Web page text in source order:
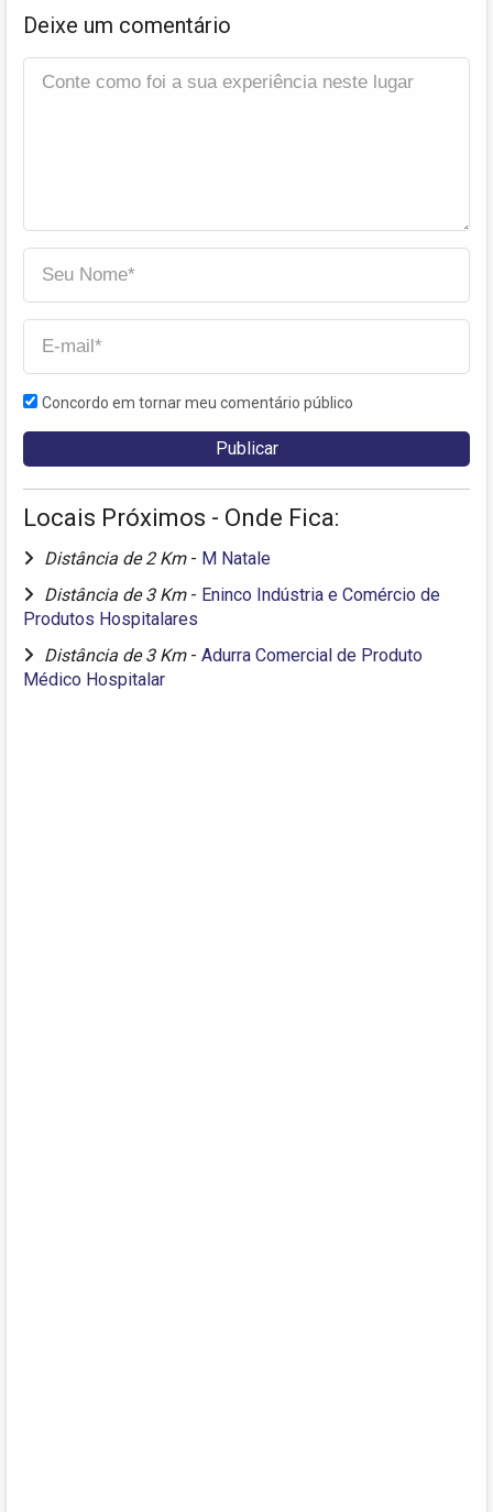
Deixe um comentário
Concordo em tornar meu comentário público
Locais Próximos - Onde Fica:
Distância de 2 Km - M Natale
Distância de 3 Km - Eninco Indústria e Comércio de
Produtos Hospitalares
Distância de 3 Km - Adurra Comercial de Produto
Médico Hospitalar